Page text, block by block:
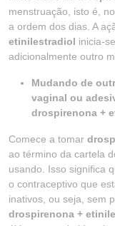
menstruação, isto é,
a ordem dos dias. A
etinilestradiol inicia-
adicionalmente outro
Mudando de
vaginal ou
drospirenona +
Comece a tomar
ao término da cartela
usando. Isso significa
o contraceptivo que
inativos, ou seja, sem
drospirenona +